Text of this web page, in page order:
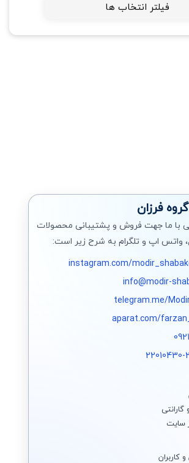
فیلتر انتخاب ها
فرزان
با ما جهت فروش و پشتیبانی محصولات
واتس اپ و تلگرام به شرح زیر است:
instagram.com/
info@modir-
telegram.me/
aparat.com/
سایت
کاربران